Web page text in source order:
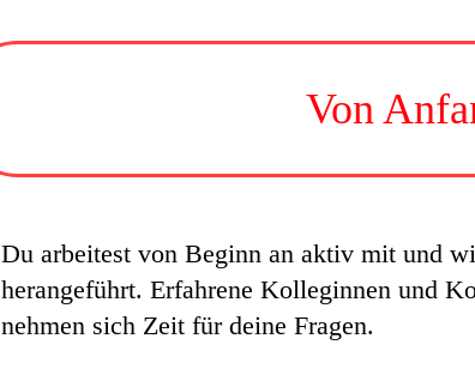
Von
Du arbeitest von Beginn an aktiv mit und
herangeführt. Erfahrene Kolleginnen und
nehmen sich Zeit für deine Fragen.